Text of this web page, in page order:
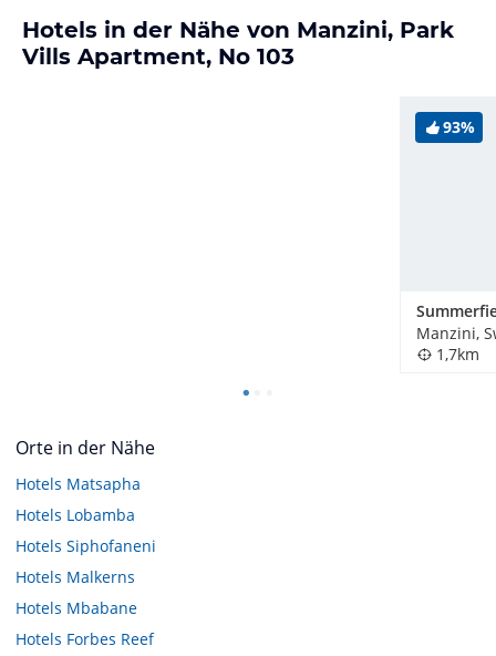
Hotels in der Nähe von Manzini, Park
Vills Apartment, No 103
93%
Manzini,
1,7km
Orte in der Nähe
Hotels Matsapha
Hotels Lobamba
Hotels Siphofaneni
Hotels Malkerns
Hotels Mbabane
Hotels Forbes Reef